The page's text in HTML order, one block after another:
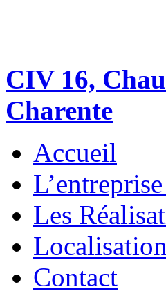
CIV 16,
Charente
Accueil
Les
Localisation
Contact